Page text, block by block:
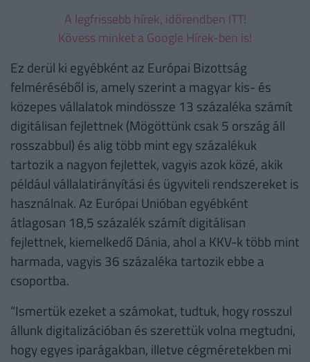
A legfrissebb hírek, időrendben ITT!
Kövess minket a Google Hírek-ben is!
Ez derül ki egyébként az Európai Bizottság
felméréséből is, amely szerint a magyar kis- és
közepes vállalatok mindössze 13 százaléka számít
digitálisan fejlettnek (Mögöttünk csak 5 ország áll
rosszabbul) és alig több mint egy százalékuk
tartozik a nagyon fejlettek, vagyis azok közé, akik
például vállalatirányítási és ügyviteli rendszereket is
használnak. Az Európai Unióban egyébként
átlagosan 18,5 százalék számít digitálisan
fejlettnek, kiemelkedő Dánia, ahol a KKV-k több mint
harmada, vagyis 36 százaléka tartozik ebbe a
csoportba.
“Ismertük ezeket a számokat, tudtuk, hogy rosszul
állunk digitalizációban és szerettük volna megtudni,
hogy egyes iparágakban, illetve cégméretekben mi